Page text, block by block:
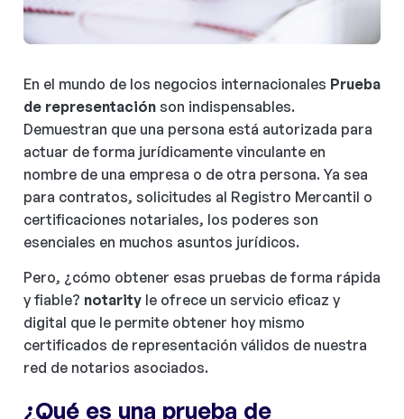
En el mundo de los negocios internacionales Prueba
de representación son indispensables.
Demuestran que una persona está autorizada para
actuar de forma jurídicamente vinculante en
nombre de una empresa o de otra persona. Ya sea
para contratos, solicitudes al Registro Mercantil o
certificaciones notariales, los poderes son
esenciales en muchos asuntos jurídicos.
Pero, ¿cómo obtener esas pruebas de forma rápida
y fiable? notarity le ofrece un servicio eficaz y
digital que le permite obtener hoy mismo
certificados de representación válidos de nuestra
red de notarios asociados.
¿Qué es una prueba de